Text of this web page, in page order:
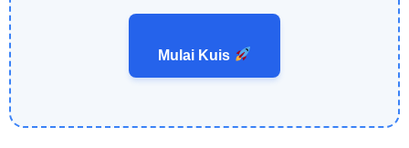
Mulai Kuis